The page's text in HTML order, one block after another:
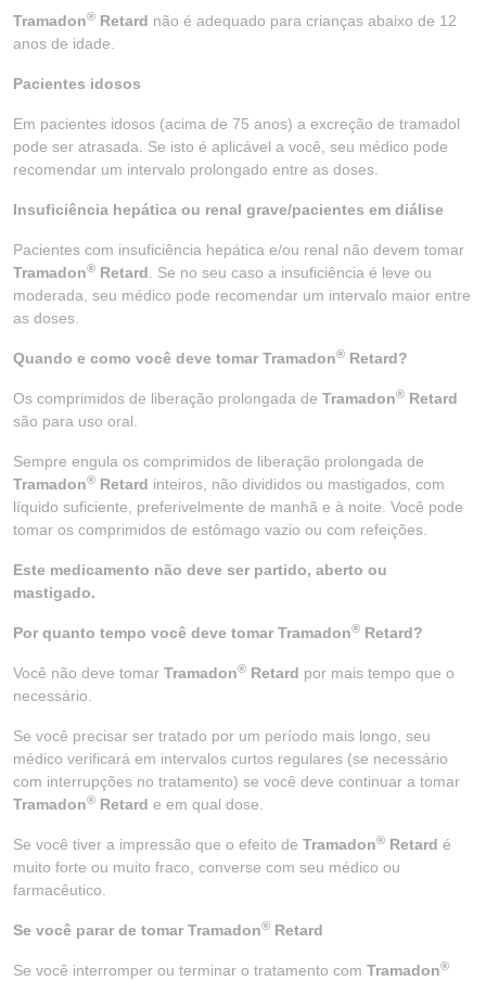
Tramadon® Retard não é adequado para crianças abaixo de 12
anos de idade.
Pacientes idosos
Em pacientes idosos (acima de 75 anos) a excreção de tramadol
pode ser atrasada. Se isto é aplicável a você, seu médico pode
recomendar um intervalo prolongado entre as doses.
Insuficiência hepática ou renal grave/pacientes em diálise
Pacientes com insuficiência hepática e/ou renal não devem tomar
Tramadon® Retard . Se no seu caso a insuficiência é leve ou
moderada, seu médico pode recomendar um intervalo maior entre
as doses.
Quando e como você deve tomar Tramadon® Retard?
Os comprimidos de liberação prolongada de Tramadon® Retard
são para uso oral.
Sempre engula os comprimidos de liberação prolongada de
Tramadon® Retard inteiros, não divididos ou mastigados, com
líquido suficiente, preferivelmente de manhã e à noite. Você pode
tomar os comprimidos de estômago vazio ou com refeições.
Este medicamento não deve ser partido, aberto ou
mastigado.
Por quanto tempo você deve tomar Tramadon® Retard?
Você não deve tomar Tramadon® Retard por mais tempo que o
necessário.
Se você precisar ser tratado por um período mais longo, seu
médico verificará em intervalos curtos regulares (se necessário
com interrupções no tratamento) se você deve continuar a tomar
Tramadon® Retard e em qual dose.
Se você tiver a impressão que o efeito de Tramadon® Retard é
muito forte ou muito fraco, converse com seu médico ou
farmacêutico.
Se você parar de tomar Tramadon® Retard
Se você interromper ou terminar o tratamento com Tramadon®